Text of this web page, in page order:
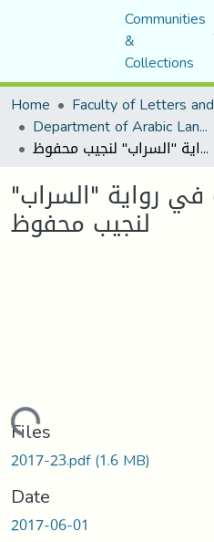
Communities
&
Collections
Home
Department of Arabic Language and Literature
البنية السردية في رواية "السراب" لنجيب محفوظ
في رواية "السراب"
لنجيب محفوظ
Loading...
Files
2017-23.pdf(1.6 MB)
Date
2017-06-01